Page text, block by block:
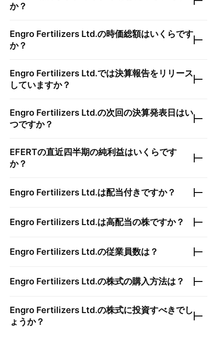
か？
Engro Fertilizers Ltd.の時価総額はいくらです
か？
Engro Fertilizers Ltd.では決算報告をリリース
していますか？
Engro Fertilizers Ltd.の次回の決算発表日はい
つですか？
EFERTの直近四半期の純利益はいくらです
か？
Engro Fertilizers Ltd.は配当付きですか？
Engro Fertilizers Ltd.は高配当の株ですか？
Engro Fertilizers Ltd.の従業員数は？
Engro Fertilizers Ltd.の株式の購入方法は？
Engro Fertilizers Ltd.の株式に投資すべきでし
ょうか？